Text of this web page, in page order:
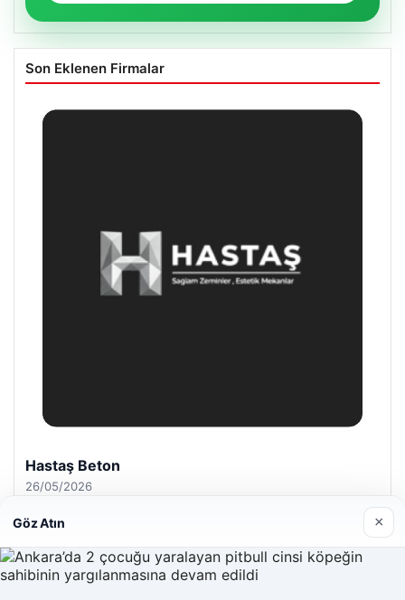
Son Eklenen Firmalar
Enes Kaplan Avukatlık Bürosu
28/04/2026
Göz Atın ×